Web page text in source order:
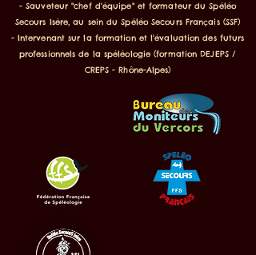
- Sauveteur "chef d'équipe" et formateur du Spéléo
Secours Isère, au sein du Spéléo Secours Français (SSF)
- Intervenant sur la formation et l'évaluation des futurs
professionnels de la spéléologie (formation DEJEPS /
CREPS - Rhône-Alpes)